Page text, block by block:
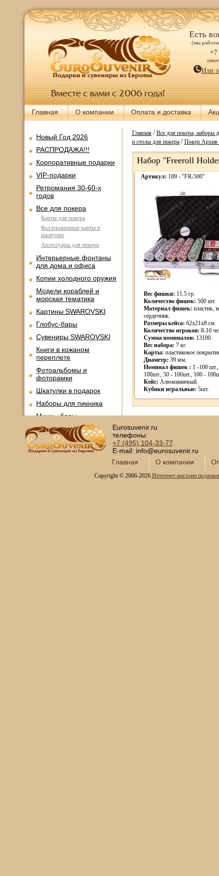
Есть
(мы
+7
Или
Главная О компании Оплата и доставка
Новый Год 2026
РАСПРОДАЖА!!!
Корпоративные подарки
VIP-подарки
Ретромания 30-60-х
годов
Все для покера
Карты для покера
Коллекционные карты в
шкатулке
Аксессуары для покера
Интерьерные фонтаны
для дома и офиса
Копии холодного оружия
Модели кораблей и
морская тематика
Картины SWAROVSKI
Глобус-бары
Сувениры SWAROVSKI
Книги в кожаном
переплете
Фотоальбомы и
фоторамки
Шкатулки в подарок
Наборы для пикника
Мини - бары
Наборы для спиртного и
подарочные штофы
Сервизы кофейные
Сундуки ручной работы
Главная/Все для покера, наборы
и столы для покера/Покер
Набор "Freeroll
Артикул: 189 - "FR-500"
Вес фишки: 11.5 гр.
Количество фишек: 500 шт.
Материал фишек: пластик,
сердечник.
Размеры кейса: 62х21х8 см.
Количество игроков: 8-10
Сумма номиналов: 13100.
Вес набора: 7 кг.
Карты: пластиковое
Диаметр: 39 мм.
Номинал фишек : 1 -100
100шт., 50 - 100шт., 100 -
Кейс: Алюминиевый.
Кубики игральные: 5шт.
Eurosuvenir.ru
телефоны:
+7 (495) 104-33-77
E-mail: info@eurosuvenir.ru
Главная
О компании
Copyright © 2006-2026 Интернет-магазин